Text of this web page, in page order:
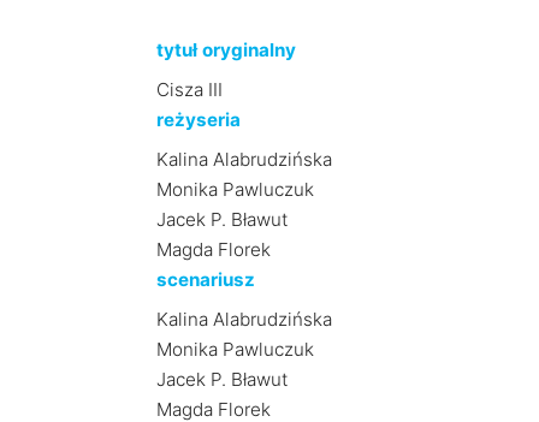
tytuł oryginalny
Cisza III
reżyseria
Kalina Alabrudzińska
Monika Pawluczuk
Jacek P. Bławut
Magda Florek
scenariusz
Kalina Alabrudzińska
Monika Pawluczuk
Jacek P. Bławut
Magda Florek